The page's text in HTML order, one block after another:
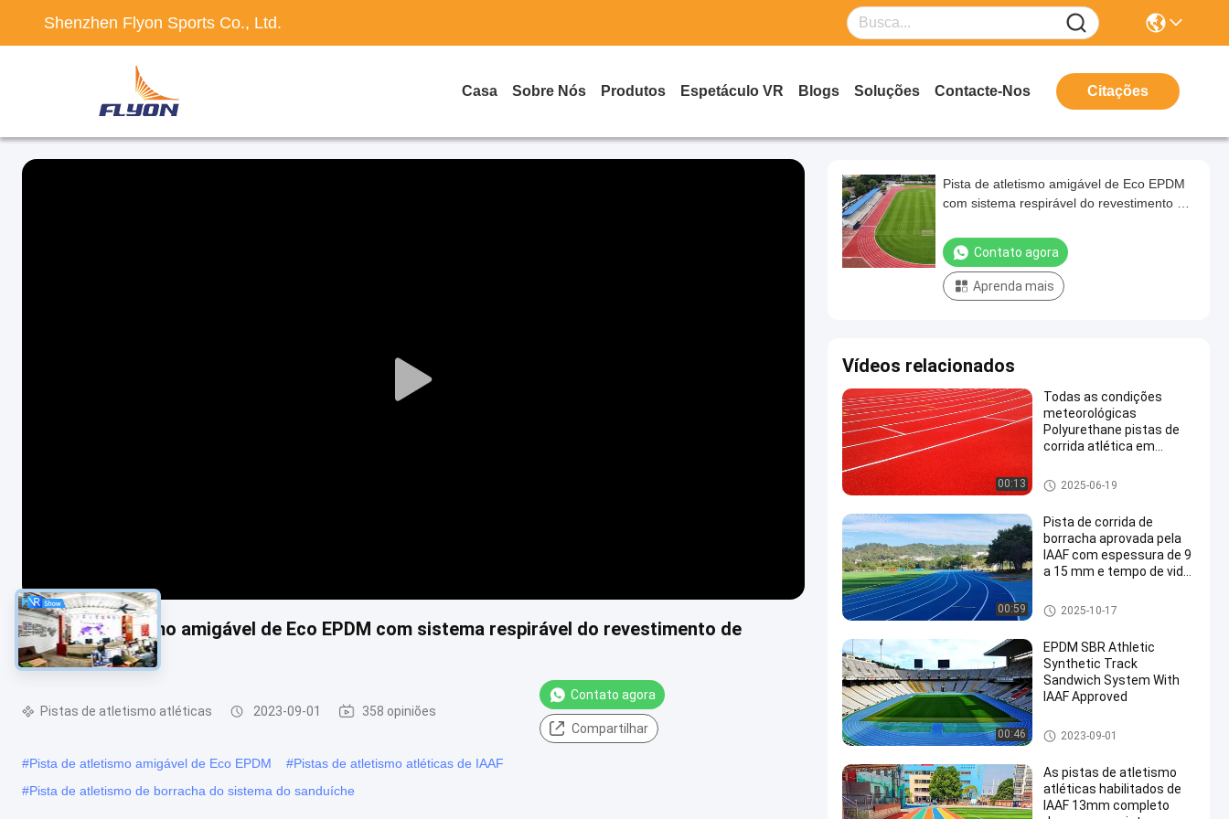
Shenzhen Flyon Sports Co., Ltd.
Casa Sobre Nós Produtos Espetáculo VR Blogs Soluções Contacte-Nos Citações
Play
Pista de atletismo amigável de Eco EPDM com sistema respirável do revestimento de
pulverizador
Pistas de atletismo atléticas 2023-09-01 358 opiniões
Contato agora
Compartilhar
#Pista de atletismo amigável de Eco EPDM #Pistas de atletismo atléticas de IAAF
#Pista de atletismo de borracha do sistema do sanduíche
Pista de atletismo amigável de Eco EPDM
com sistema respirável do revestimento de
Contato agora
Aprenda mais
Vídeos relacionados
00:13
Todas as condições
meteorológicas
Polyurethane pistas de
corrida atlética em
base para o melhor
desempenho
Pistas de atletismo atléticas
2025-06-19
00:59
Pista de corrida de
borracha aprovada pela
IAAF com espessura de 9
a 15 mm e tempo de vida
Pistas de atletismo atléticas
2025-10-17
00:46
EPDM SBR Athletic
Synthetic Track
Sandwich System With
IAAF Approved
Pistas de atletismo atléticas
2023-09-01
As pistas de atletismo
atléticas habilitados de
IAAF 13mm completo